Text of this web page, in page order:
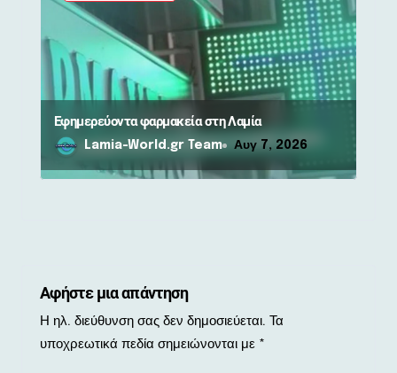
Εφημερεύοντα φαρμακεία στη Λαμία
Lamia-World.gr Team Αυγ 7, 2026
Αφήστε μια απάντηση
Η ηλ. διεύθυνση σας δεν δημοσιεύεται. Τα
υποχρεωτικά πεδία σημειώνονται με *